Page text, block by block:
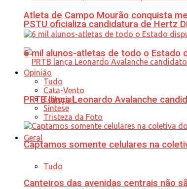
PSTU oficializa candidatura de Hertz
PRTB lança Leonardo Avalanche
Geral
Tudo
Atleta de Campo Mourão conquista
6 mil alunos-atletas de todo o Estado
Opinião
Tudo
Cata-Vento
Editorial
Síntese
Tristeza da Foto
Captamos somente celulares na
Canteiros das avenidas centrais não